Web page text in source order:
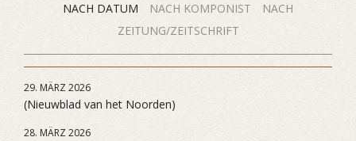
NACH DATUM NACH KOMPONIST
NACH
ZEITUNG/ZEITSCHRIFT
29. MÄRZ 2026
(Nieuwblad van het Noorden)
28. MÄRZ 2026